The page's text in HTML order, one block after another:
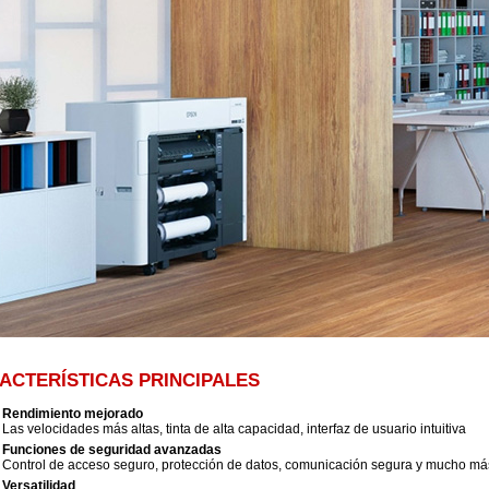
PRINCIPALES
Rendimiento mejorado
Las velocidades más altas, tinta de alta capacidad, interfaz de usuario intuitiva
Funciones de seguridad avanzadas
Control de acceso seguro, protección de datos, comunicación segura y mucho
Versatilidad